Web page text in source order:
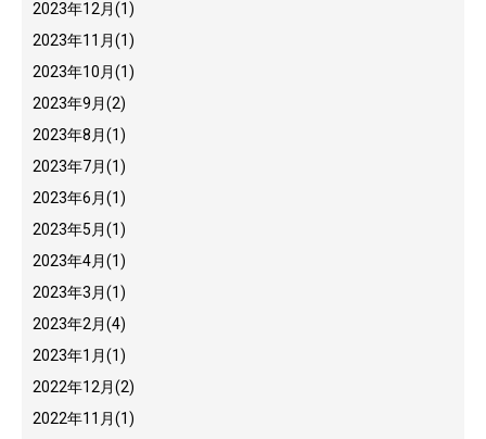
2023年12月(1)
2023年11月(1)
2023年10月(1)
2023年9月(2)
2023年8月(1)
2023年7月(1)
2023年6月(1)
2023年5月(1)
2023年4月(1)
2023年3月(1)
2023年2月(4)
2023年1月(1)
2022年12月(2)
2022年11月(1)